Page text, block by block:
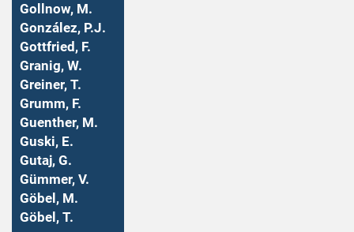
Gollnow, M.
González, P.J.
Gottfried, F.
Granig, W.
Greiner, T.
Grumm, F.
Guenther, M.
Guski, E.
Gutaj, G.
Gümmer, V.
Göbel, M.
Göbel, T.